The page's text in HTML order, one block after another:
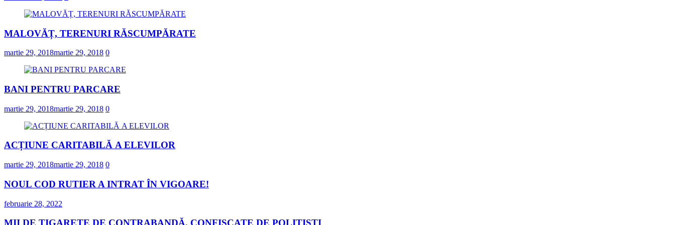
MALOVĂȚ, TERENURI RĂSCUMPĂRATE
martie 29, 2018martie 29, 2018 0
BANI PENTRU PARCARE
martie 29, 2018martie 29, 2018 0
ACȚIUNE CARITABILĂ A ELEVILOR
martie 29, 2018martie 29, 2018 0
NOUL COD RUTIER A INTRAT ÎN VIGOARE!
februarie 28, 2022